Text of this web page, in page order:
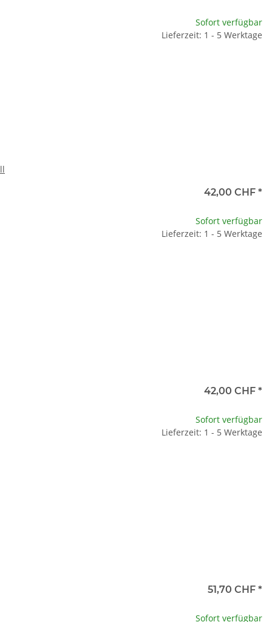
Sofort verfügbar
Lieferzeit: 1 - 5 Werktage
42,00 CHF *
Sofort verfügbar
Lieferzeit: 1 - 5 Werktage
42,00 CHF *
Sofort verfügbar
Lieferzeit: 1 - 5 Werktage
51,70 CHF *
Sofort verfügbar